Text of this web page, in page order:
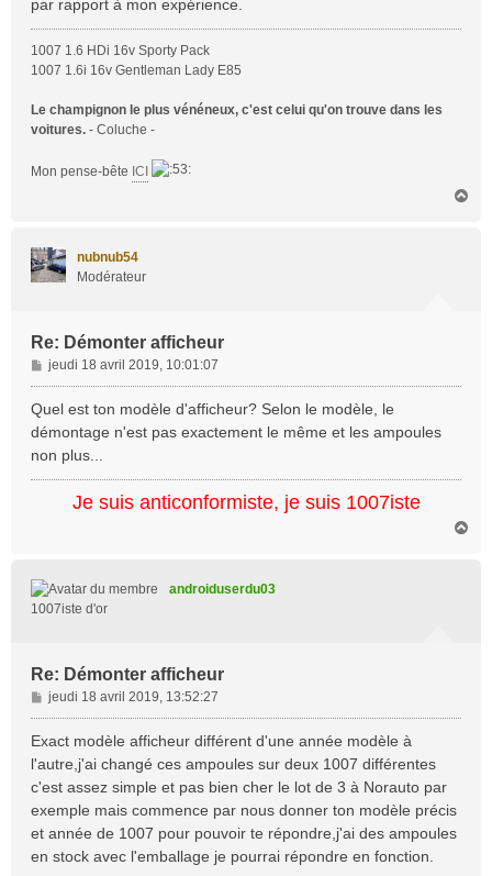
par rapport à mon expérience.
1007 1.6 HDi 16v Sporty Pack
1007 1.6i 16v Gentleman Lady E85
Le champignon le plus vénéneux, c'est celui qu'on trouve dans les
voitures. - Coluche -
Mon pense-bête ICI
nubnub54
Modérateur
Re: Démonter afficheur
M
e
s
s
g
e
jeudi 18 avril 2019, 10:01:07
Quel est ton modèle d'afficheur? Selon le modèle, le
démontage n'est pas exactement le même et les ampoules
non plus...
Je suis anticonformiste, je suis 1007iste
androiduserdu03
1007iste d'or
Re: Démonter afficheur
M
e
s
g
e
jeudi 18 avril 2019, 13:52:27
Exact modèle afficheur différent d'une année modèle à
l'autre,j'ai changé ces ampoules sur deux 1007 différentes
c'est assez simple et pas bien cher le lot de 3 à Norauto par
exemple mais commence par nous donner ton modèle précis
et année de 1007 pour pouvoir te répondre,j'ai des ampoules
en stock avec l'emballage je pourrai répondre en fonction.